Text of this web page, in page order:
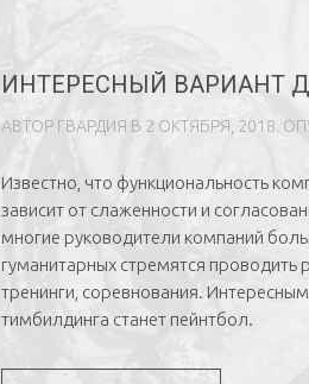
ИНТЕРЕСНЫЙ ВАРИАНТ
АВТОР ГВАРДИЯ В 2 ОКТЯБРЯ, 2018.
Известно, что функциональность
зависит от слаженности и
многие руководители компаний
гуманитарных стремятся
тренинги, соревнования.
тимбилдинга станет пейнтбол.